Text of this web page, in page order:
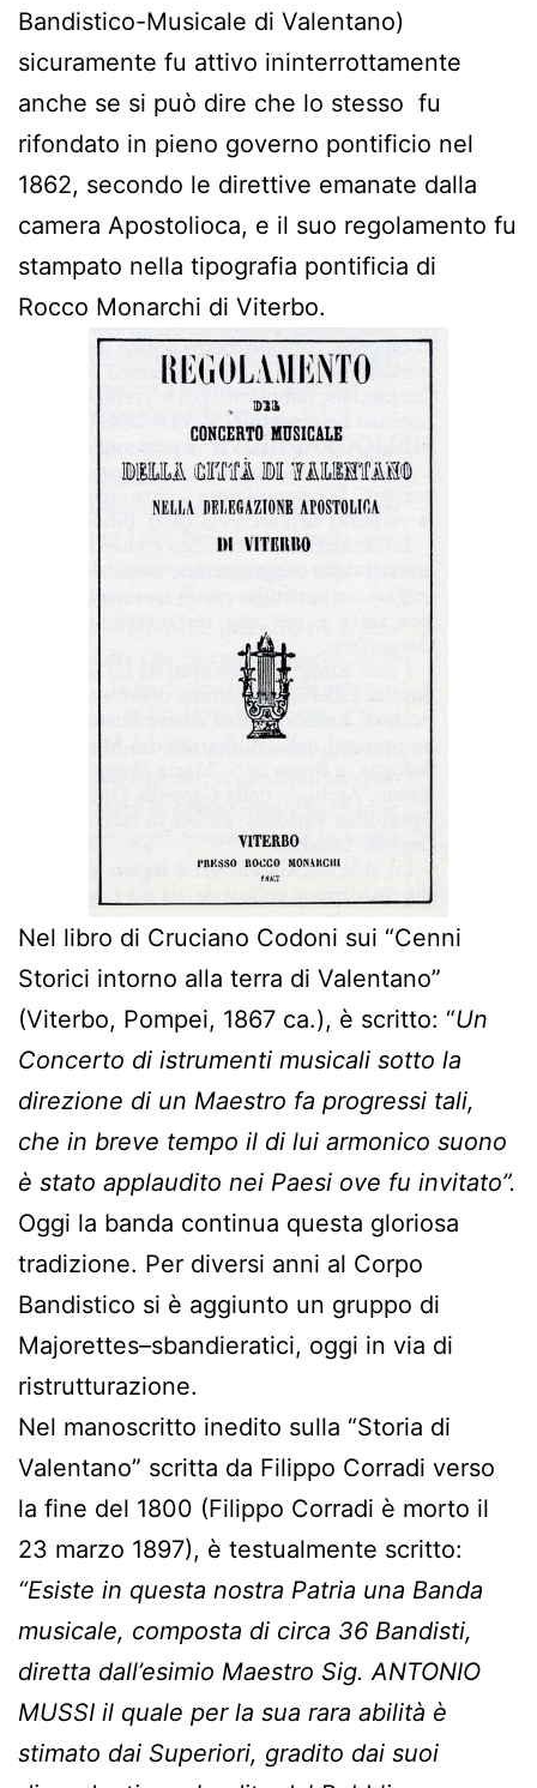
Bandistico-Musicale di Valentano)
sicuramente fu attivo ininterrottamente
anche se si può dire che lo stesso fu
rifondato in pieno governo pontificio nel
1862, secondo le direttive emanate dalla
camera Apostolioca, e il suo regolamento fu
stampato nella tipografia pontificia di
Rocco Monarchi di Viterbo.
Nel libro di Cruciano Codoni sui “Cenni
Storici intorno alla terra di Valentano”
(Viterbo, Pompei, 1867 ca.), è scritto: “Un
Concerto di istrumenti musicali sotto la
direzione di un Maestro fa progressi tali,
che in breve tempo il di lui armonico suono
è stato applaudito nei Paesi ove fu invitato”.
Oggi la banda continua questa gloriosa
tradizione. Per diversi anni al Corpo
Bandistico si è aggiunto un gruppo di
Majorettes–sbandieratici, oggi in via di
ristrutturazione.
Nel manoscritto inedito sulla “Storia di
Valentano” scritta da Filippo Corradi verso
la fine del 1800 (Filippo Corradi è morto il
23 marzo 1897), è testualmente scritto:
“Esiste in questa nostra Patria una Banda
musicale, composta di circa 36 Bandisti,
diretta dall’esimio Maestro Sig. ANTONIO
MUSSI il quale per la sua rara abilità è
stimato dai Superiori, gradito dai suoi